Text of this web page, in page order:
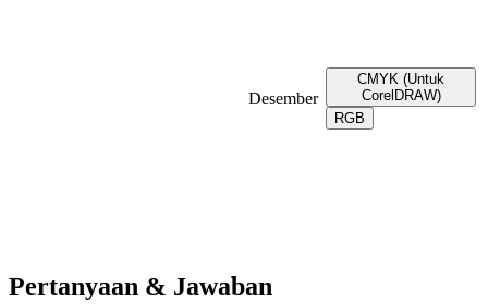
Desember
CMYK (Untuk
CorelDRAW)
RGB
Pertanyaan & Jawaban